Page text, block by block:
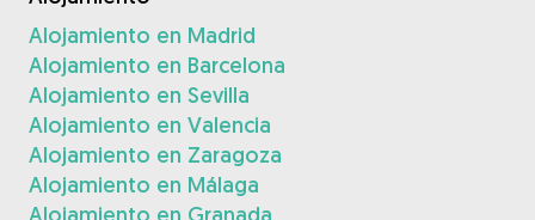
Alojamiento en Madrid
Alojamiento en Barcelona
Alojamiento en Sevilla
Alojamiento en Valencia
Alojamiento en Zaragoza
Alojamiento en Málaga